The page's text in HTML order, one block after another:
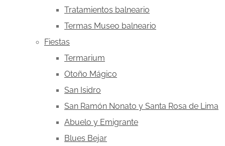
Tratamientos balneario
Termas Museo balneario
Fiestas
Termarium
Otoño Mágico
San Isidro
San Ramón Nonato y Santa Rosa de Lima
Abuelo y Emigrante
Blues Bejar